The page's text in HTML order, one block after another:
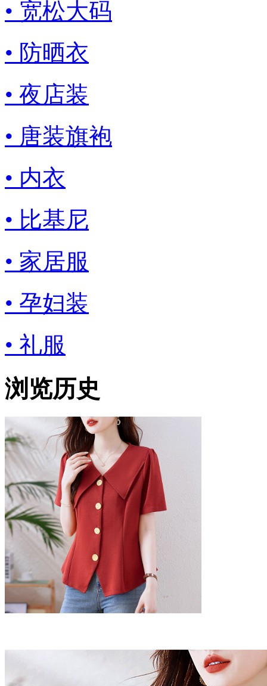
• 宽松大码
• 防晒衣
• 夜店装
• 唐装旗袍
• 内衣
• 比基尼
• 家居服
• 孕妇装
• 礼服
浏览历史